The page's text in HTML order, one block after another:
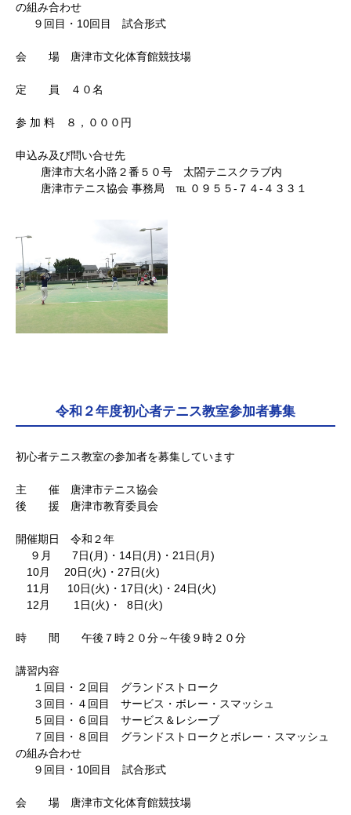
の組み合わせ
９回目・10回目 試合形式
会 場 唐津市文化体育館競技場
定 員 ４０名
参 加 料 ８，０００円
申込み及び問い合せ先
唐津市大名小路２番５０号 太閤テニスクラブ内
唐津市テニス協会 事務局 ℡ ０９５５-７４-４３３１
令和２年度初心者テニス教室参加者募集
初心者テニス教室の参加者を募集しています
主 催 唐津市テニス協会
後 援 唐津市教育委員会
開催期日 令和２年
９月 7日(月)・14日(月)・21日(月)
10月 20日(火)・27日(火)
11月 10日(火)・17日(火)・24日(火)
12月 1日(火)・ 8日(火)
時 間 午後７時２０分～午後９時２０分
講習内容
１回目・２回目 グランドストローク
３回目・４回目 サービス・ボレー・スマッシュ
５回目・６回目 サービス＆レシーブ
７回目・８回目 グランドストロークとボレー・スマッシュ
の組み合わせ
９回目・10回目 試合形式
会 場 唐津市文化体育館競技場